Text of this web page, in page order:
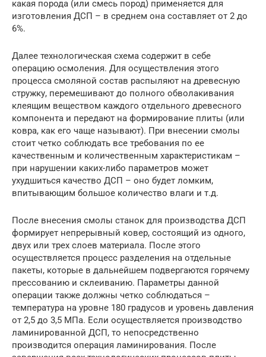
какая порода (или смесь пород) применяется для
изготовления ДСП – в среднем она составляет от 2 до
6%.
Далее технологическая схема содержит в себе
операцию осмоления. Для осуществления этого
процесса смоляной состав распыляют на древесную
стружку, перемешивают до полного обволакивания
клеящим веществом каждого отдельного древесного
компонента и передают на формирование плиты (или
ковра, как его чаще называют). При внесении смолы
стоит четко соблюдать все требования по ее
качественным и количественным характеристикам –
при нарушении каких-либо параметров может
ухудшиться качество ДСП – оно будет ломким,
впитывающим большое количество влаги и т.д.
После внесения смолы станок для производства ДСП
формирует непрерывный ковер, состоящий из одного,
двух или трех слоев материала. После этого
осуществляется процесс разделения на отдельные
пакеты, которые в дальнейшем подвергаются горячему
прессованию и склеиванию. Параметры данной
операции также должны четко соблюдаться –
температура на уровне 180 градусов и уровень давления
от 2,5 до 3,5 МПа. Если осуществляется производство
ламинированной ДСП, то непосредственно
производится операция ламинирования. После